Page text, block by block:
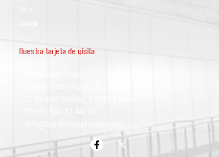
Nuestra tarjeta de visita